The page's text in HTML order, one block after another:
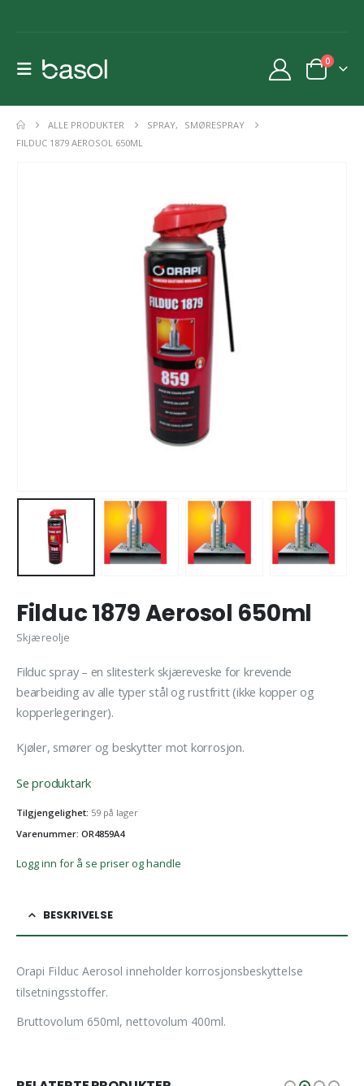
0
ALLE PRODUKTER SPRAY,
SMØRESPRAY
FILDUC 1879 AEROSOL 650ML
Filduc 1879 Aerosol 650ml
Skjæreolje
Filduc spray – en slitesterk skjæreveske for krevende
bearbeiding av alle typer stål og rustfritt (ikke kopper og
kopperlegeringer).
Kjøler, smører og beskytter mot korrosjon.
Se produktark
Tilgjengelighet: 59 på lager
Varenummer: OR4859A4
Logg inn for å se priser og handle
BESKRIVELSE
Orapi Filduc Aerosol inneholder korrosjonsbeskyttelse
tilsetningsstoffer.
Bruttovolum 650ml, nettovolum 400ml.